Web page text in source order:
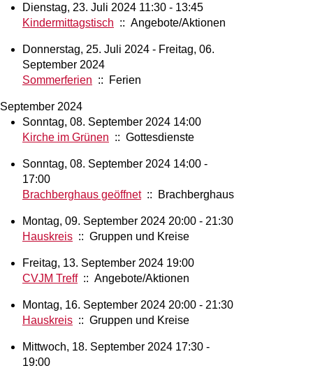
Dienstag, 23. Juli 2024 11:30 - 13:45
Kindermittagstisch :: Angebote/Aktionen
Donnerstag, 25. Juli 2024 - Freitag, 06.
September 2024
Sommerferien :: Ferien
September 2024
Sonntag, 08. September 2024 14:00
Kirche im Grünen :: Gottesdienste
Sonntag, 08. September 2024 14:00 -
17:00
Brachberghaus geöffnet:: Brachberghaus
Montag, 09. September 2024 20:00 - 21:30
Hauskreis :: Gruppen und Kreise
Freitag, 13. September 2024 19:00
CVJM Treff:: Angebote/Aktionen
Montag, 16. September 2024 20:00 - 21:30
Hauskreis :: Gruppen und Kreise
Mittwoch, 18. September 2024 17:30 -
19:00